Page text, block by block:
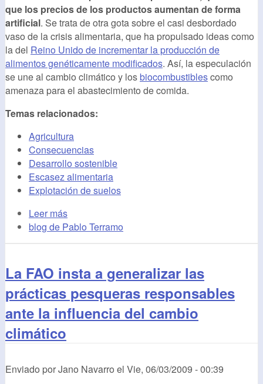
que los precios de los productos aumentan de forma
artificial. Se trata de otra gota sobre el casi desbordado
vaso de la crisis alimentaria, que ha propulsado ideas como
la del Reino Unido de incrementar la producción de
alimentos genéticamente modificados. Así, la especulación
se une al cambio climático y losbiocombustiblescomo
amenaza para el abastecimiento de comida.
Temas relacionados:
Agricultura
Consecuencias
Desarrollo sostenible
Escasez alimentaria
Explotación de suelos
Leer más
blog de Pablo Terramo
La FAO insta a generalizar las
prácticas pesqueras responsables
ante la influencia del cambio
climático
Enviado porJano Navarro el Vie, 06/03/2009 - 00:39